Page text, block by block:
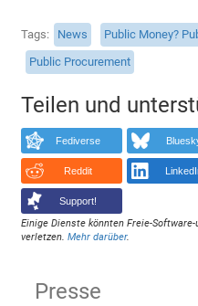
Tags News Public Money?
Public Procurement
Teilen und
Fediverse
Reddit
Support!
Einige Dienste könnten Freie-
verletzen.Mehr darüber.
Presse